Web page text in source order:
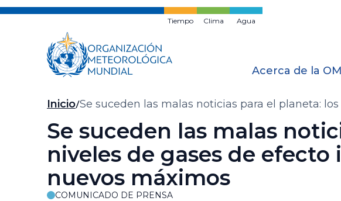
Ir
Tiempo Clima Agua
Acerca de la
Migas
de
pan
Inicio Se suceden las malas noticias para el planeta:
Se suceden las malas
niveles de gases de
nuevos máximos
COMUNICADO DE PRENSA